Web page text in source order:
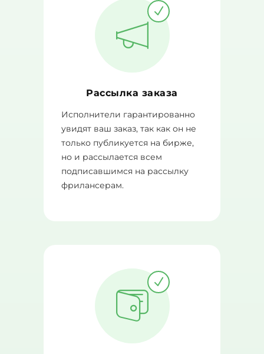
Рассылка заказа
Исполнители гарантированно
увидят ваш заказ, так как он не
только публикуется на бирже,
но и рассылается всем
подписавшимся на рассылку
фрилансерам.